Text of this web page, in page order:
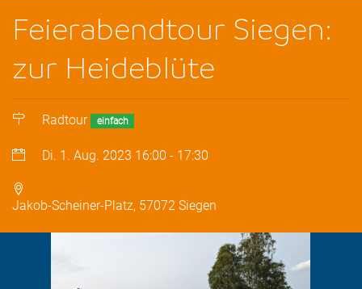
Feierabendtour Siegen:
zur Heideblüte
Radtour einfach
Di. 1. Aug. 2023 16:00 - 17:30
Jakob-Scheiner-Platz, 57072 Siegen